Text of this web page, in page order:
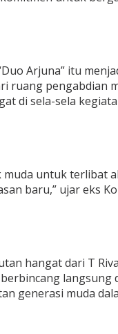
Arjuna” itu
ruang pengabdian
di sela-sela
muda untuk terlibat
baru,” ujar eks
hangat dari T
langsung
generasi muda